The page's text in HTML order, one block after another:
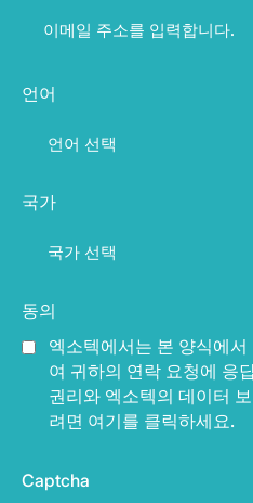
언어
국가
동의
엑소텍에서는 본 양식에
여 귀하의 연락 요청에 응
권리와 엑소텍의 데이터
려면 여기를 클릭하세요.
Captcha